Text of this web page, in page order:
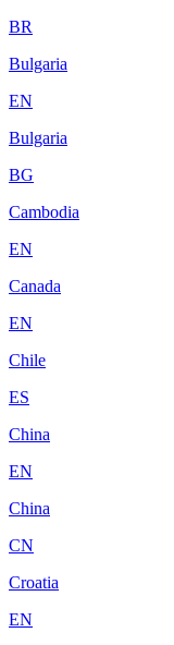
BR
Bulgaria
EN
Bulgaria
BG
Cambodia
EN
Canada
EN
Chile
ES
China
EN
China
CN
Croatia
EN